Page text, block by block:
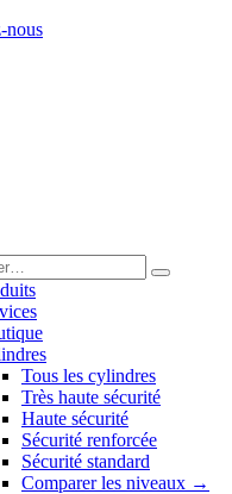
nous
Tous les cylindres
Très haute sécurité
Haute sécurité
Sécurité renforcée
Sécurité standard
Comparer les niveaux →